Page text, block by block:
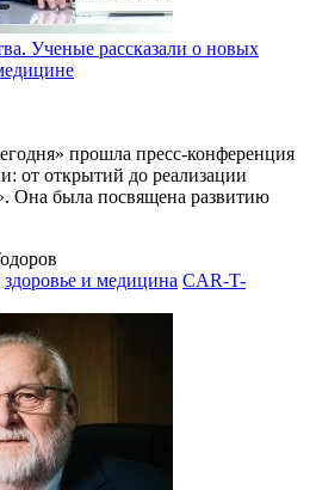
Ученые рассказали о новых
прошла пресс-конференция
от открытий до реализации
Она была посвящена развитию
здоровье и медицина CAR-T-